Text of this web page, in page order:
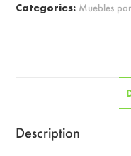
Categories: Muebles
Description